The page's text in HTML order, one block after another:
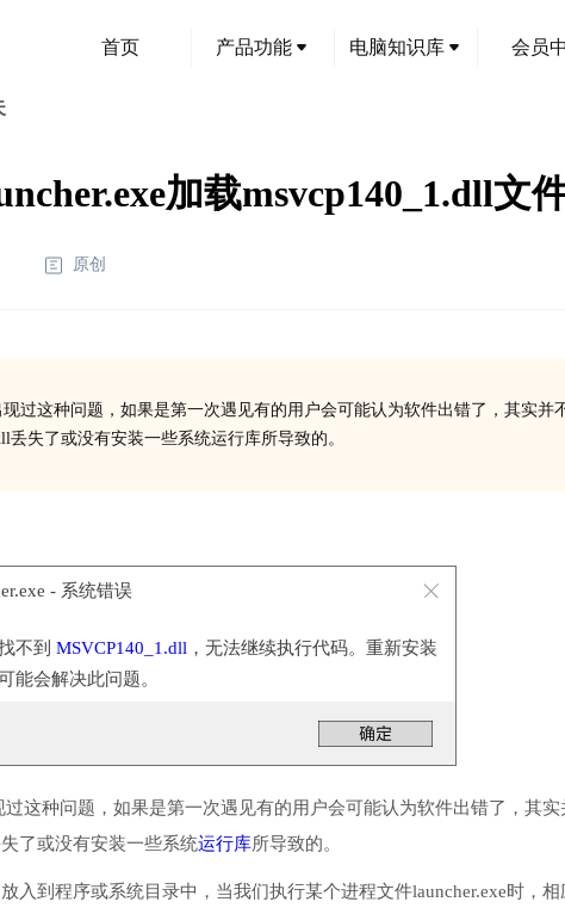
首页 产品功能 电脑知识库 会员
加载msvcp140_1.dll文
原创
过这种问题，如果是第一次遇见有的用户会可能认为软件出错了，其实并
丢失了或没有安装一些系统运行库所导致的。
- 系统错误
不到 MSVCP140_1.dll ，无法继续执行代码。重新安装
能会解决此问题。
这种问题，如果是第一次遇见有的用户会可能认为软件出错了，其
了或没有安装一些系统运行库所导致的。
入到程序或系统目录中，当我们执行某个进程文件launcher.exe时，